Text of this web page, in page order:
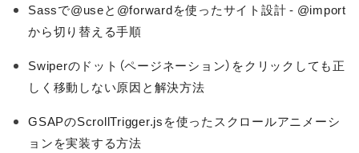
Sassで@useと@forwardを使ったサイト設計 - @import
から切り替える手順
Swiperのドット（ページネーション）をクリックしても正
しく移動しない原因と解決方法
GSAPのScrollTrigger.jsを使ったスクロールアニメーシ
ョンを実装する方法